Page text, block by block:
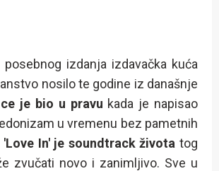
izdanja izdavačka kuća
nosilo te godine iz današnje
je bio u pravu kada je napisao
u vremenu bez pametnih
'Love In' je soundtrack životatog
zvučati novo i zanimljivo. Sve u